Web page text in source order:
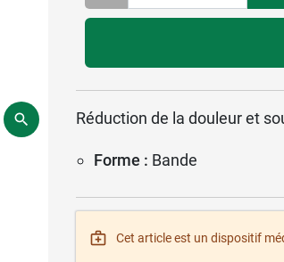
Réduction de la douleur et
Forme : Bande
Cet article est un dispositif